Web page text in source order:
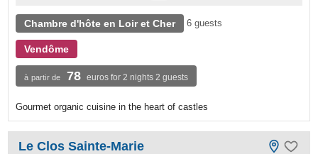
Chambre d'hôte en Loir et Cher 6 guests
Vendôme
à partir de 78 euros for 2 nights 2 guests
Gourmet organic cuisine in the heart of castles
Le Clos Sainte-Marie